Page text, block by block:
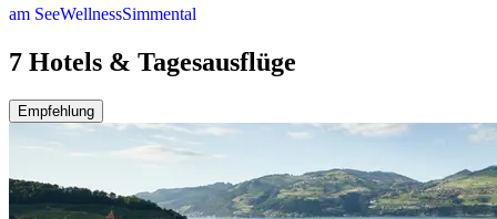
am SeeWellnessSimmental
7 Hotels & Tagesausflüge
Empfehlung